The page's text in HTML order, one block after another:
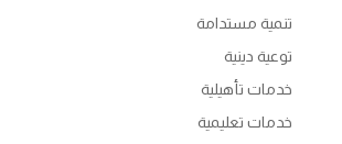
تنمية مستدامة
توعية دينية
خدمات تأهيلية
خدمات تعليمية